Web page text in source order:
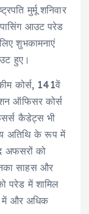
मुर्मू शनिवार
पासिंग आउट परेड
शुभकामनाएं
हुए।
कोर्स, 141वें
ऑफिसर कोर्स
कैडेट्स भी
अतिथि के रूप में
अफसरों को
साहस और
परेड में शामिल
में और अधिक